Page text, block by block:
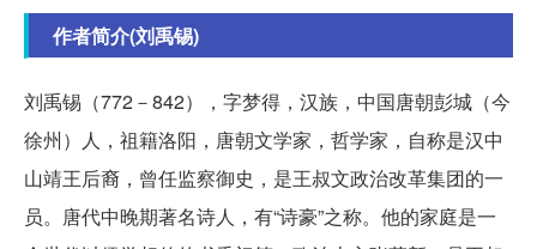
作者简介(刘禹锡)
刘禹锡（772－842），字梦得，汉族，中国唐朝彭城（今
徐州）人，祖籍洛阳，唐朝文学家，哲学家，自称是汉中
山靖王后裔，曾任监察御史，是王叔文政治改革集团的一
员。唐代中晚期著名诗人，有“诗豪”之称。他的家庭是一